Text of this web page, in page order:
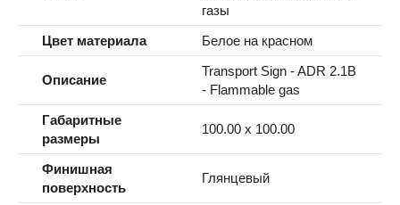
газы
Цвет материала
Белое на красном
Описание
Transport Sign - ADR 2.1B
- Flammable gas
Габаритные
размеры
100.00 x 100.00
Финишная
поверхность
Глянцевый